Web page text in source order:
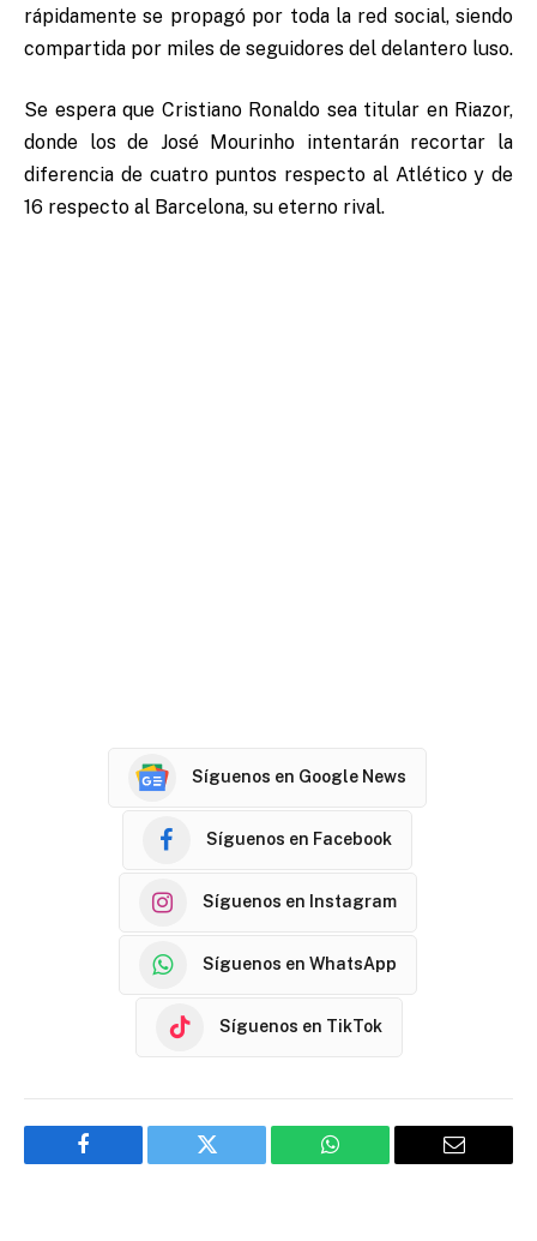
rápidamente se propagó por toda la red social, siendo
compartida por miles de seguidores del delantero luso.
Se espera que Cristiano Ronaldo sea titular en Riazor,
donde los de José Mourinho intentarán recortar la
diferencia de cuatro puntos respecto al Atlético y de
16 respecto al Barcelona, su eterno rival.
Síguenos en Google News
Síguenos en Facebook
Síguenos en Instagram
Síguenos en WhatsApp
Síguenos en TikTok
Facebook Twitter WhatsApp Email